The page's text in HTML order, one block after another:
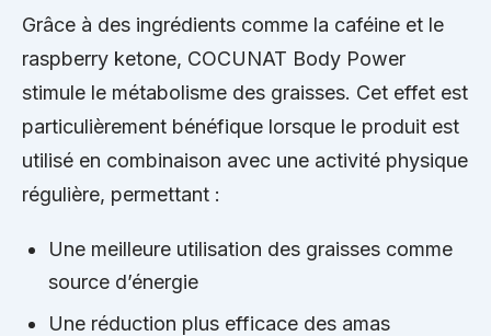
Grâce à des ingrédients comme la caféine et le
raspberry ketone, COCUNAT Body Power
stimule le métabolisme des graisses. Cet effet est
particulièrement bénéfique lorsque le produit est
utilisé en combinaison avec une activité physique
régulière, permettant :
Une meilleure utilisation des graisses comme
source d’énergie
Une réduction plus efficace des amas